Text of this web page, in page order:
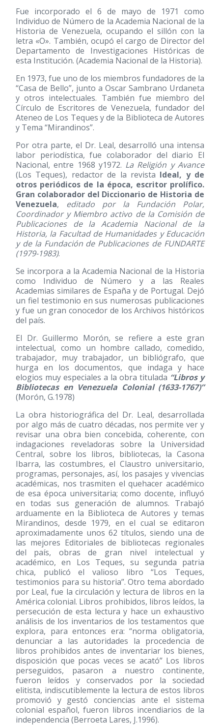
Fue incorporado el 6 de mayo de 1971 como
Individuo de Número de la Academia Nacional de la
Historia de Venezuela, ocupando el sillón con la
letra «O». También, ocupó el cargo de Director del
Departamento de Investigaciones Históricas de
esta Institución. (Academia Nacional de la Historia).
En 1973, fue uno de los miembros fundadores de la
“Casa de Bello”, junto a Oscar Sambrano Urdaneta
y otros intelectuales. También fue miembro del
Círculo de Escritores de Venezuela, fundador del
Ateneo de Los Teques y de la Biblioteca de Autores
y Tema “Mirandinos”.
Por otra parte, el Dr. Leal, desarrolló una intensa
labor periodística, fue colaborador del diario El
Nacional, entre 1968 y1972. La Religión y Avance
(Los Teques), redactor de la revista Ideal, y de
otros periódicos de la época, escritor prolífico.
Gran colaborador del Diccionario de Historia de
Venezuela, editado por la Fundación Polar,
Coordinador y Miembro activo de la Comisión de
Publicaciones de la Academia Nacional de la
Historia, la Facultad de Humanidades y Educación
y de la Fundación de Publicaciones de FUNDARTE
(1979-1983).
Se incorpora a la Academia Nacional de la Historia
como Individuo de Número y a las Reales
Academias similares de España y de Portugal. Dejó
un fiel testimonio en sus numerosas publicaciones
y fue un gran conocedor de los Archivos históricos
del país.
El Dr. Guillermo Morón, se refiere a este gran
intelectual, como un hombre callado, comedido,
trabajador, muy trabajador, un bibliógrafo, que
hurga en los documentos, que indaga y hace
elogios muy especiales a la obra titulada “Libros y
Bibliotecas en Venezuela Colonial (1633-1767)”
(Morón, G.1978)
La obra historiográfica del Dr. Leal, desarrollada
por algo más de cuatro décadas, nos permite ver y
revisar una obra bien concebida, coherente, con
indagaciones reveladoras sobre la Universidad
Central, sobre los libros, bibliotecas, la Casona
Ibarra, las costumbres, el Claustro universitario,
programas, personajes, así, los pasajes y vivencias
académicas, nos trasmiten el quehacer académico
de esa época universitaria; como docente, influyó
en todas sus generación de alumnos. Trabajó
arduamente en la Biblioteca de Autores y temas
Mirandinos, desde 1979, en el cual se editaron
aproximadamente unos 62 títulos, siendo una de
las mejores Editoriales de bibliotecas regionales
del país, obras de gran nivel intelectual y
académico, en Los Teques, su segunda patria
chica, publicó el valioso libro “Los Teques,
testimonios para su historia”. Otro tema abordado
por Leal, fue la circulación y lectura de libros en la
América colonial. Libros prohibidos, libros leídos, la
persecución de esta lectura y hace un exhaustivo
análisis de los inventarios de los testamentos que
explora, para entonces era: “norma obligatoria,
denunciar a las autoridades la procedencia de
libros prohibidos antes de inventariar los bienes,
disposición que pocas veces se acató” Los libros
perseguidos, pasaron a nuestro continente,
fueron leídos y conservados por la sociedad
elitista, indiscutiblemente la lectura de estos libros
promovió y gestó conciencias ante el sistema
colonial español, fueron libros incendiarios de la
independencia (Berroeta Lares, J.1996).